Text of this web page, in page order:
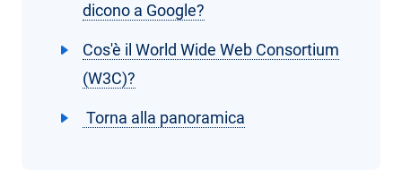
dicono a Google?
Cos'è il World Wide Web Consortium
(W3C)?
Torna alla panoramica